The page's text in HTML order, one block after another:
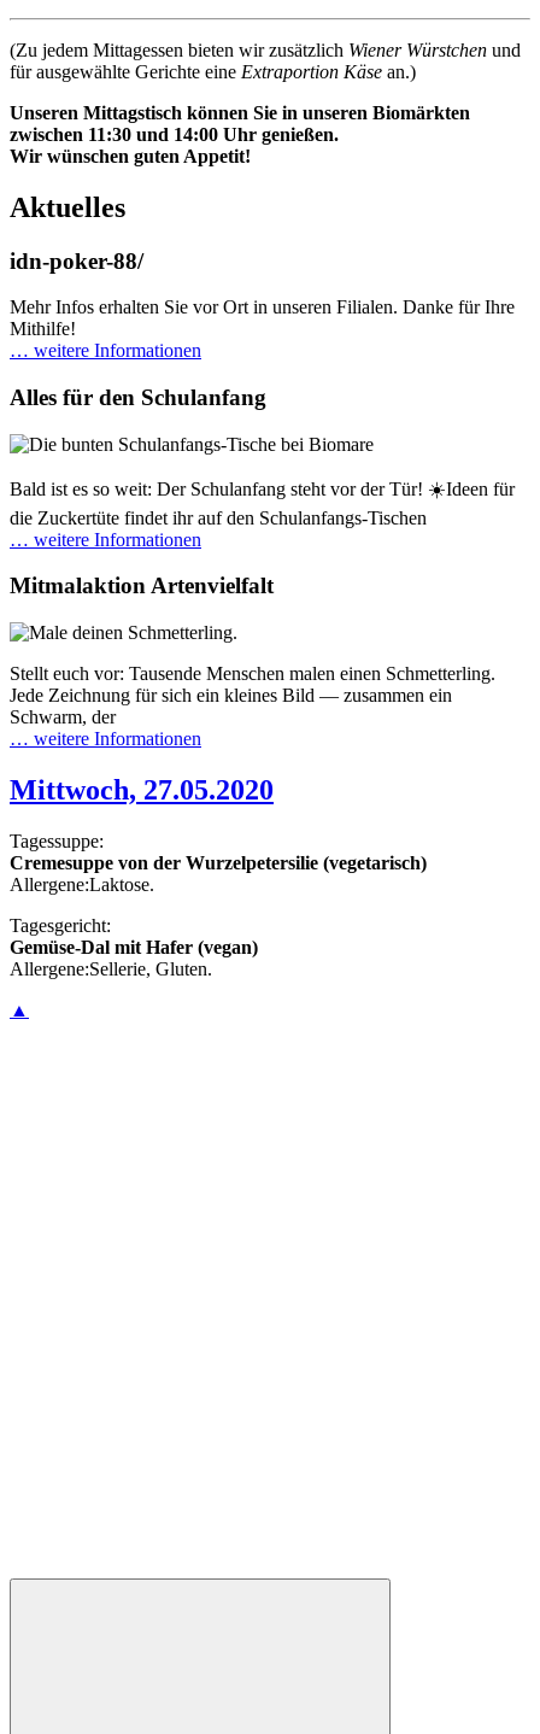
(Zu jedem Mittagessen bieten wir zusätzlich Wiener Würstchen und
für ausgewählte Gerichte eine Extraportion Käse an.)
Unseren Mittagstisch können Sie in unseren Biomärkten
zwischen 11:30 und 14:00 Uhr genießen.
Wir wünschen guten Appetit!
Aktuelles
idn-poker-88/
Mehr Infos erhalten Sie vor Ort in unseren Filialen. Danke für Ihre
Mithilfe!
… weitere Informationen
Alles für den Schulanfang
Bald ist es so weit: Der Schulanfang steht vor der Tür! ☀️Ideen für
die Zuckertüte findet ihr auf den Schulanfangs-Tischen
… weitere Informationen
Mitmalaktion Artenvielfalt
Stellt euch vor: Tausende Menschen malen einen Schmetterling.
Jede Zeichnung für sich ein kleines Bild — zusammen ein
Schwarm, der
… weitere Informationen
Mittwoch, 27.05.2020
Tagessuppe:
Cremesuppe von der Wurzelpetersilie (vegetarisch)
Allergene:Laktose.
Tagesgericht:
Gemüse-Dal mit Hafer (vegan)
Allergene:Sellerie, Gluten.
▲